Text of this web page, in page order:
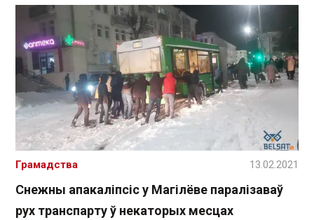
Снежны апакаліпсіс у Магілёве паралізаваў
рух транспарту ў некаторых месцах
Грамадства 13.02.2021